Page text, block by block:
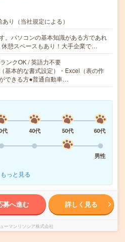
り（当社規定による）
。パソコンの基本知識がある方であれ
憩スペースもあり！大手企業で…
ンクOK / 英語力不要
基本的な書式設定）・Excel（表の作
できる方●普通自動車…
代 40代 50代
60代
男性
もっと見る
募へ進む 詳しく見る
ーマンリソシア株式会社